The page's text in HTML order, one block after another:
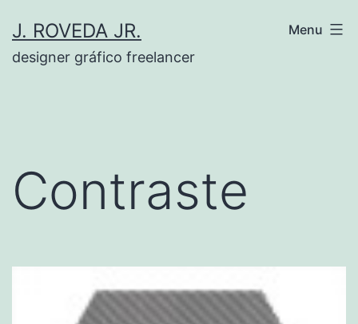
para
J. ROVEDA JR.
designer gráfico freelancer
Menu
Contraste